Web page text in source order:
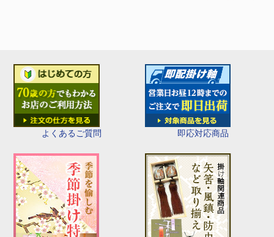
よくあるご質問 即応対応商品